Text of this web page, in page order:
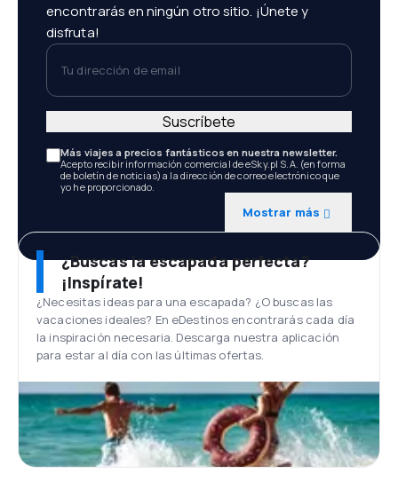
encontrarás en ningún otro sitio. ¡Únete y
disfruta!
Tu dirección de email
Más viajes a precios fantásticos en nuestra newsletter.
Acepto recibir información comercial de eSky.pl S.A. (en forma
de boletín de noticias) a la dirección de correo electrónico que
yo he proporcionado.
Mostrar más
Suscríbete
¿Buscas la escapada perfecta?
¡Inspírate!
¿Necesitas ideas para una escapada? ¿O buscas las
vacaciones ideales? En eDestinos encontrarás cada día
la inspiración necesaria. Descarga nuestra aplicación
para estar al día con las últimas ofertas.